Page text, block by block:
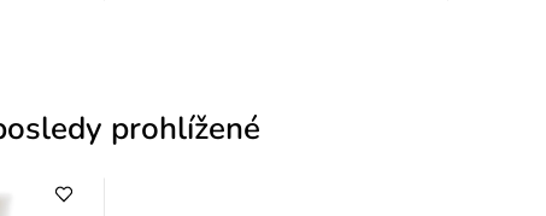
prohlížené